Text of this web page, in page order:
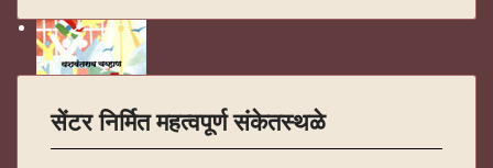
सेंटर निर्मित महत्वपूर्ण संकेतस्थळे